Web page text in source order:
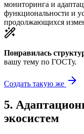
мониторинга и
функциональности и
продолжающихся
Понравилась
вашу тему по ГОСТу.
Создать такую же
5.
экосистем